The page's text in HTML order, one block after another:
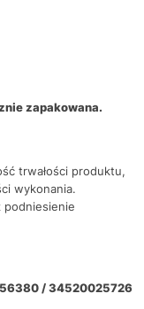
zapakowana.
trwałości produktu,
wykonania.
podniesienie
/ 34520025726